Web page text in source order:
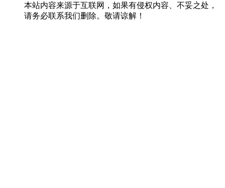
本站内容来源于互联网，如果有侵权内容、不妥之处，
请务必联系我们删除。敬请谅解！